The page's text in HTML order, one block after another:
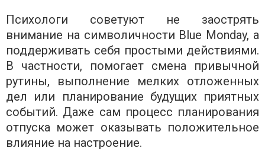
Психологи советуют не заострять
внимание на символичности Blue Monday, а
поддерживать себя простыми действиями.
В частности, помогает смена привычной
рутины, выполнение мелких отложенных
дел или планирование будущих приятных
событий. Даже сам процесс планирования
отпуска может оказывать положительное
влияние на настроение.